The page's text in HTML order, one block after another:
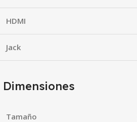
HDMI
Jack
Dimensiones
Tamaño